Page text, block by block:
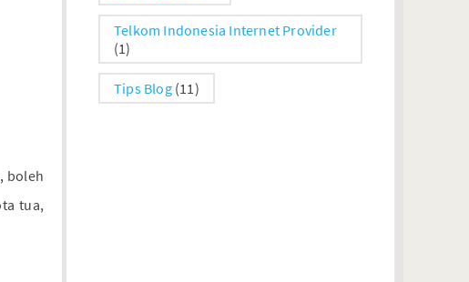
boleh
tua,
Telkom Indonesia Internet Provider
(1)
Tips Blog (11)